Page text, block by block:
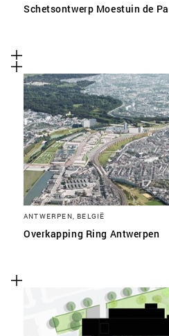
Schetsontwerp Moestuin de
ANTWERPEN, BELGIË
Overkapping Ring Antwerpen